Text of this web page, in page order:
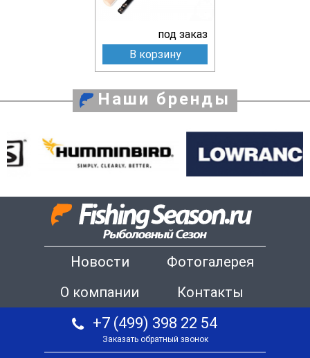
под заказ
В корзину
Наши бренды
Новости
Фотогалерея
О компании
Контакты
+7 (499) 398 22 54
Заказать обратный звонок